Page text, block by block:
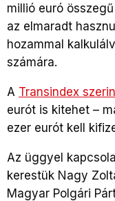
millió euró
az elmaradt
hozammal
számára.
A Transindex
eurót is kitehet –
ezer eurót kell
Az üggyel
kerestük Nagy
Magyar Polgári